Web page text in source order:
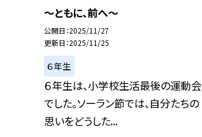
～ともに、前へ～
公開日 2025/11/27
更新日 2025/11/25
６年生
６年生は、小学校生活最後の運動会
でした。ソーラン節では、自分たちの
思いをどうした...